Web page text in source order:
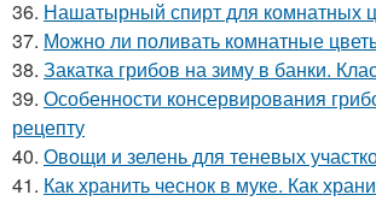
36. Нашатырный спирт для комнатных
37. Можно ли поливать комнатные
38. Закатка грибов на зиму в банки.
39. Особенности консервирования
рецепту
40. Овощи и зелень для теневых
41. Как хранить чеснок в муке. Как